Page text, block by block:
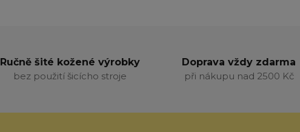
Ručně šité kožené výrobky
bez použití šicícho stroje
Doprava vždy zdarma
při nákupu nad 2500 Kč